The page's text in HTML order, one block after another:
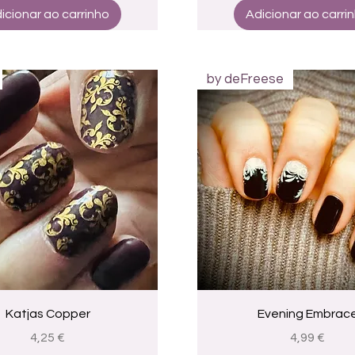
ao carrinho Adicionar ao
Visualização rápida
Katjas Copper
Preço
4,25 €
Visualização
by deFreese
Evening
Preço
4,99 €